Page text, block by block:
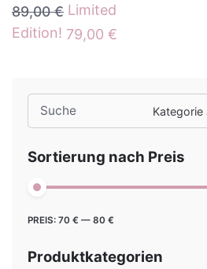
Search
for
Kategorie
Sortierung nach Preis
Min.
Max.
PREIS: 70 € — 80 €
Produktkategorien
89,00€ Ursprünglicher
Preis
Limited
Edition! 79,00 €
79,00 €.